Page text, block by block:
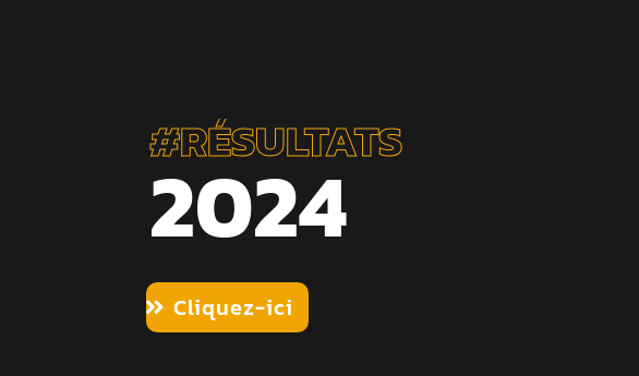
#RÉSULTATS
2024
Cliquez-ici